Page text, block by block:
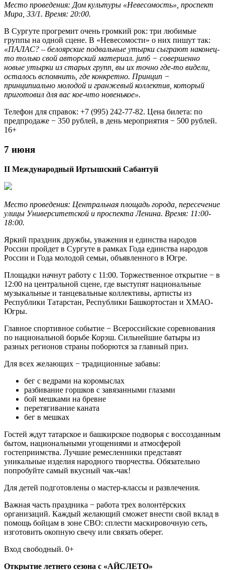
Место проведения: Дом культуры «Невесомость», проспект
Мира, 33/1. Время: 20:00.
В Сургуте прогремит очень громкий рок: три любимые
группы на одной сцене. В «Невесомости» о них пишут так:
«ПАЛАС? – белоярские подвальные утырки сыграют наконец-
то только свой авторский материал. jun6 − совершенно
новые утырки из старых групп, вы их точно где-то видели,
осталось вспомнить, где конкретно. Принцип −
принципиально молодой и гранжевый коллектив, который
приготовил для вас кое-что новенькое».
Телефон для справок: +7 (995) 242-77-82. Цена билета: по
предпродаже − 350 рублей, в день мероприятия − 500 рублей.
16+
7 июня
II Международный Иртышский Сабантуй
Место проведения: Центральная площадь города, пересечение
улицы Университетской и проспекта Ленина. Время: 11:00-
18:00.
Яркий праздник дружбы, уважения и единства народов
России пройдет в Сургуте в рамках Года единства народов
России и Года молодой семьи, объявленного в Югре.
Площадки начнут работу с 11:00. Торжественное открытие − в
12:00 на центральной сцене, где выступят национальные
музыкальные и танцевальные коллективы, артисты из
Республики Татарстан, Республики Башкортостан и ХМАО-
Югры.
Главное спортивное событие − Всероссийские соревнования
по национальной борьбе Корэш. Сильнейшие батыры из
разных регионов страны поборются за главный приз.
Для всех желающих − традиционные забавы:
бег с ведрами на коромыслах
разбивание горшков с завязанными глазами
бой мешками на бревне
перетягивание каната
бег в мешках
Гостей ждут татарское и башкирское подворья с воссозданным
бытом, национальными угощениями и атмосферой
гостеприимства. Лучшие ремесленники представят
уникальные изделия народного творчества. Обязательно
попробуйте самый вкусный чак-чак!
Для детей подготовлены о мастер-классы и развлечения.
Важная часть праздника − работа трех волонтёрских
организаций. Каждый желающий сможет внести свой вклад в
помощь бойцам в зоне СВО: сплести маскировочную сеть,
изготовить окопную свечу или связать оберег.
Вход свободный. 0+
Открытие летнего сезона с «АЙСЛЕТО»